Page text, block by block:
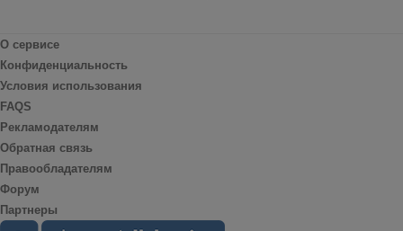
О сервисе
Конфиденциальность
Условия использования
FAQS
Рекламодателям
Обратная связь
Правообладателям
Форум
Партнеры